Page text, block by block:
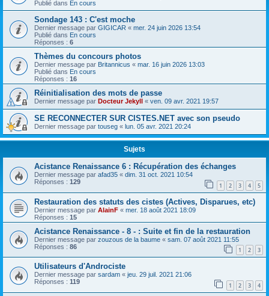
e
Publié dans En cours
Sondage 143 : C'est moche
Dernier message par GIGICAR « mer. 24 juin 2026 13:54
Publié dans En cours
Réponses : 6
Thèmes du concours photos
Dernier message par Britannicus « mar. 16 juin 2026 13:03
Publié dans En cours
Réponses : 16
Réinitialisation des mots de passe
Dernier message par Docteur Jekyll « ven. 09 avr. 2021 19:57
SE RECONNECTER SUR CISTES.NET avec son pseudo
Dernier message par touseg « lun. 05 avr. 2021 20:24
Sujets
Acistance Renaissance 6 : Récupération des échanges
Dernier message par afad35 « dim. 31 oct. 2021 10:54
Réponses : 129 1 2 3 4 5
Restauration des statuts des cistes (Actives, Disparues, etc)
Dernier message par AlainF « mer. 18 août 2021 18:09
Réponses : 15
Acistance Renaissance - 8 - : Suite et fin de la restauration
Dernier message par zouzous de la baume « sam. 07 août 2021 11:55
Réponses : 86 1 2 3
Utilisateurs d'Androciste
Dernier message par sardam « jeu. 29 juil. 2021 21:06
Réponses : 119 1 2 3 4